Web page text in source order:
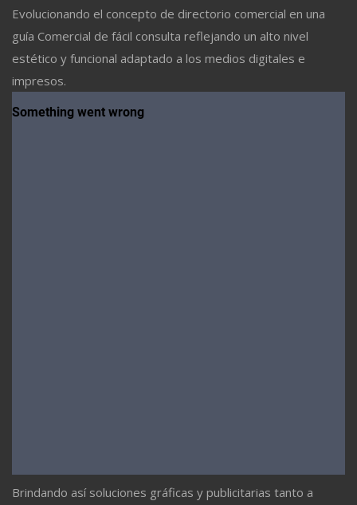
Evolucionando el concepto de directorio comercial en una
guía Comercial de fácil consulta reflejando un alto nivel
estético y funcional adaptado a los medios digitales e
impresos.
Brindando así soluciones gráficas y publicitarias tanto a